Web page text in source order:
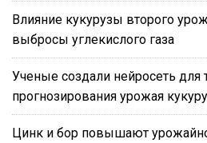
Влияние кукурузы второго
выбросы углекислого газа
Ученые создали нейросеть для
прогнозирования урожая
Цинк и бор повышают